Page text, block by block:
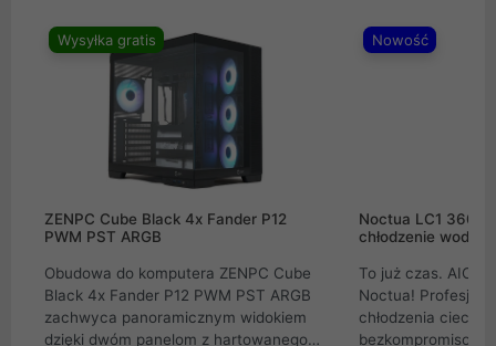
Wysyłka gratis
ZENPC Cube Black 4x Fander P12
PWM PST ARGB
Obudowa do komputera ZENPC Cube
Black 4x Fander P12 PWM PST ARGB
zachwyca panoramicznym widokiem
dzięki dwóm panelom z hartowanego
Nowość
Noctua LC1
chłodzenie wodne
To już czas. AIO
Noctua!
chłodzenia cieczą